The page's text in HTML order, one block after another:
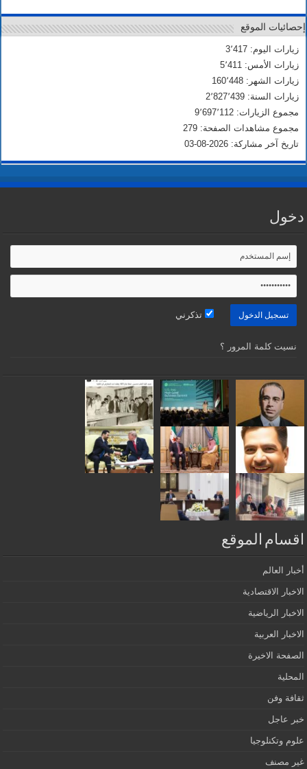
إحصائيات الموقع
زيارات اليوم: 3٬417
زيارات الأمس: 5٬411
زيارات الشهر: 160٬448
زيارات السنة: 2٬827٬439
مجموع الزيارات: 9٬697٬112
مجموع مشاهدات الصفحة: 279
تاريخ آخر مشاركة: 2026-08-03
دخول
تذكرني
نسيت كلمة المرور ؟
اقسام الموقع
أخبار العالم
الاخبار الاقتصادية
الاخبار الرياضية
الاخبار العربية
الصفحة الاخيرة
المحلية
ثقافة وفن
خبر عاجل
علوم وتكنلوجيا
غير مصنف